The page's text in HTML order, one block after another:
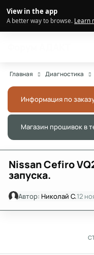
View in the app
A better way to browse. Learn
Главная Диагностика
Информация по
Магазин прошивок в
Nissan Cefiro
запуска.
Автор: Николай С.12